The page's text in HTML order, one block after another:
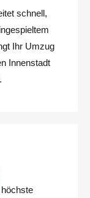
schnell,
Ihr Umzug
Innenstadt